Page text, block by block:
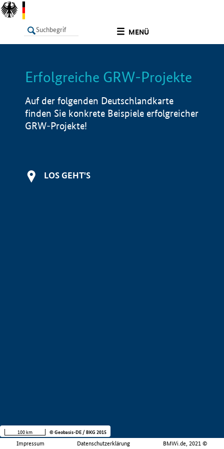
MENÜ
LISTE Info
Erfolgreiche GRW-Projekte
Auf der folgenden Deutschlandkarte
finden Sie konkrete Beispiele erfolgreicher
GRW-Projekte!
LOS GEHT'S
Impressum Datenschutzerklärung BMWi.de, 2021 ©
100 km © Geobasis-DE / BKG 2015